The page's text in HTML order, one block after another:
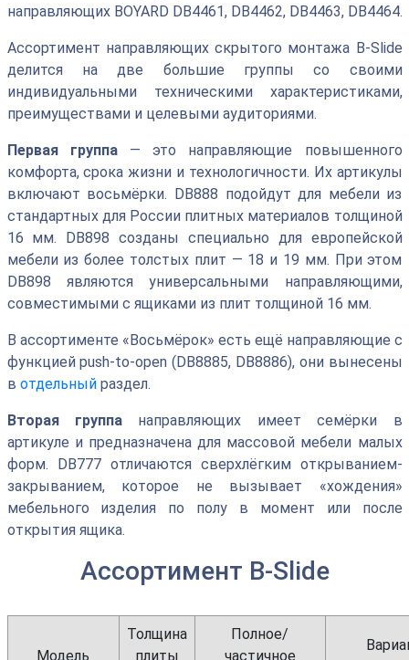
направляющих BOYARD DB4461, DB4462, DB4463, DB4464.
Ассортимент направляющих скрытого монтажа B-Slide
делится на две большие группы со своими
индивидуальными техническими характеристиками,
преимуществами и целевыми аудиториями.
Первая группа— это направляющие повышенного
комфорта, срока жизни и технологичности. Их артикулы
включают восьмёрки. DB888 подойдут для мебели из
стандартных для России плитных материалов толщиной
16 мм. DB898 созданы специально для европейской
мебели из более толстых плит — 18 и 19 мм. При этом
DB898 являются универсальными направляющими,
совместимыми с ящиками из плит толщиной 16 мм.
В ассортименте «Восьмёрок» есть ещё направляющие с
функцией push-to-open (DB8885, DB8886), они вынесены
в отдельныйраздел.
Вторая группанаправляющих имеет семёрки в
артикуле и предназначена для массовой мебели малых
форм. DB777 отличаются сверхлёгким открыванием-
закрыванием, которое не вызывает «хождения»
мебельного изделия по полу в момент или после
открытия ящика.
Ассортимент B-Slide
Модель
Толщина
плиты
Полное/
частичное